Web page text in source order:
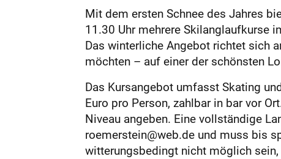
Mit dem ersten Schnee des Jahres
11.30 Uhr mehrere Skilanglaufkurse
Das winterliche Angebot richtet sich
möchten – auf einer der schönsten
Das Kursangebot umfasst Skating
Euro pro Person, zahlbar in bar vor
Niveau angeben. Eine vollständige
roemerstein@web.de und muss bis
witterungsbedingt nicht möglich